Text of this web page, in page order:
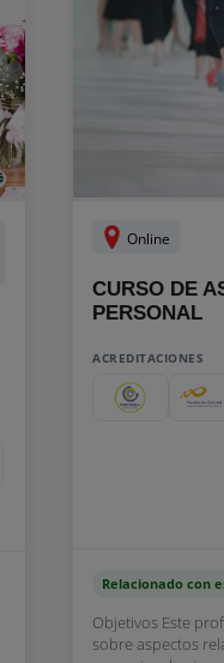
Online
CURSO DE
PERSONAL
ACREDITACIONES
Relacionado con
Objetivos Este
sobre aspectos